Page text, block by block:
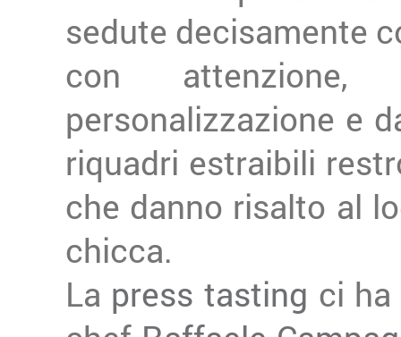
sedute decisamente
con
personalizzazione e
riquadri estraibili
che danno risalto al
chicca.
La press tasting ci